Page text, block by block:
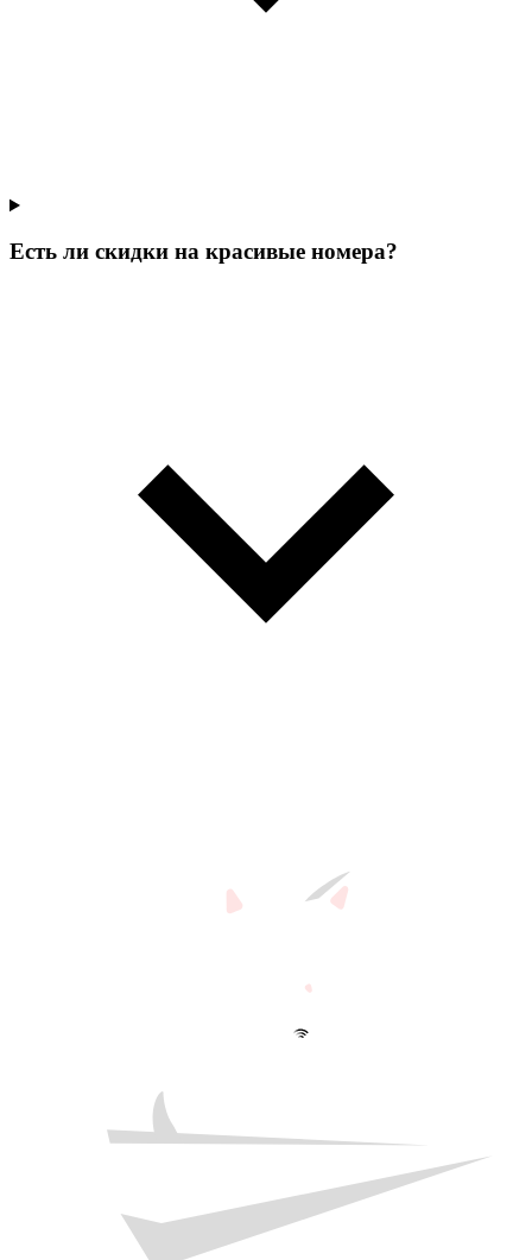
Есть ли скидки на красивые номера?